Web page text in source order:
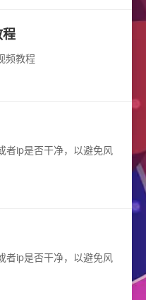
频教程
者ip是否干净，以避免风
者ip是否干净，以避免风